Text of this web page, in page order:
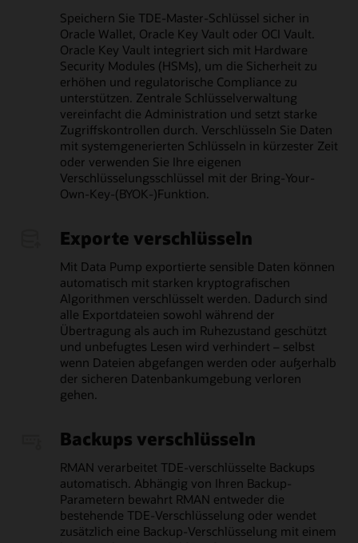
Speichern Sie TDE-Master-Schlüssel sicher in
Oracle Wallet, Oracle Key Vault oder OCI Vault.
Oracle Key Vault integriert sich mit Hardware
Security Modules (HSMs), um die Sicherheit zu
erhöhen und regulatorische Compliance zu
unterstützen. Zentrale Schlüsselverwaltung
vereinfacht die Administration und setzt starke
Zugriffskontrollen durch. Verschlüsseln Sie Daten
mit systemgenerierten Schlüsseln in kürzester Zeit
oder verwenden Sie Ihre eigenen
Verschlüsselungsschlüssel mit der Bring-Your-
Own-Key-(BYOK-)Funktion.
Exporte verschlüsseln
Mit Data Pump exportierte sensible Daten können
automatisch mit starken kryptografischen
Algorithmen verschlüsselt werden. Dadurch sind
alle Exportdateien sowohl während der
Übertragung als auch im Ruhezustand geschützt
und unbefugtes Lesen wird verhindert – selbst
wenn Dateien abgefangen werden oder außerhalb
der sicheren Datenbankumgebung verloren
gehen.
Backups verschlüsseln
RMAN verarbeitet TDE-verschlüsselte Backups
automatisch. Abhängig von Ihren Backup-
Parametern bewahrt RMAN entweder die
bestehende TDE-Verschlüsselung oder wendet
zusätzlich eine Backup-Verschlüsselung mit einem